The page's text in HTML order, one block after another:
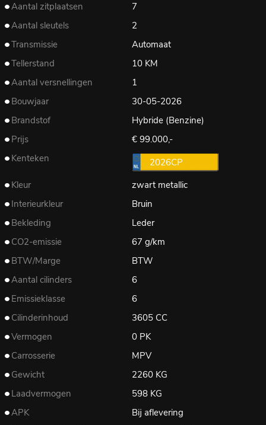
Aantal zitplaatsen
7
Aantal sleutels
2
Transmissie
Automaat
Tellerstand
10 KM
Aantal versnellingen
1
Bouwjaar
30-05-2026
Brandstof
Hybride (Benzine)
Prijs
€ 99.000,-
Kenteken
2026CP
Kleur
zwart metallic
Interieurkleur
Bruin
Bekleding
Leder
CO2-emissie
67 g/km
BTW/Marge
BTW
Aantal cilinders
6
Emissieklasse
6
Cilinderinhoud
3605 CC
Vermogen
0 PK
Carrosserie
MPV
Gewicht
2260 KG
Laadvermogen
598 KG
APK
Bij aflevering